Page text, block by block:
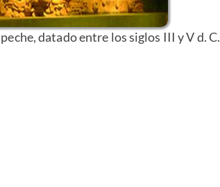
datado entre los siglos III y V d. C.